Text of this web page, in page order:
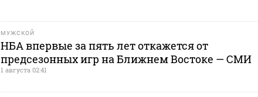
МУЖСКОЙ
НБА впервые за пять лет откажется от
предсезонных игр на Ближнем Востоке — СМИ
1 августа 02:41